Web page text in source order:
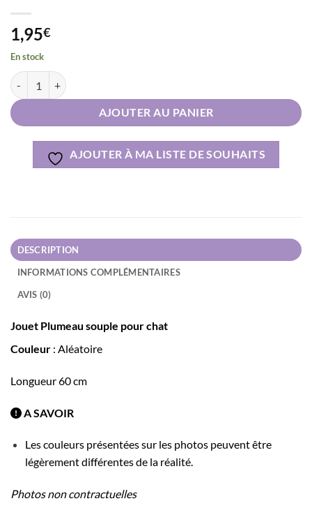
1,95€
En stock
quantité de Plumeau souple
AJOUTER AU PANIER
Alternative:
AJOUTER À MA LISTE DE SOUHAITS
DESCRIPTION
INFORMATIONS COMPLÉMENTAIRES
AVIS (0)
Jouet Plumeau souple pour chat
Couleur : Aléatoire
Longueur 60 cm
A SAVOIR
Les couleurs présentées sur les photos peuvent être
légèrement différentes de la réalité.
Photos non contractuelles